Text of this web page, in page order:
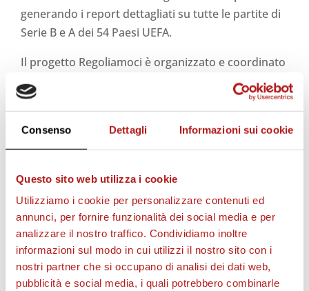
Consenso Dettagli Informazioni sui cookie
Questo sito web utilizza i cookie
Utilizziamo i cookie per personalizzare contenuti ed
annunci, per fornire funzionalità dei social media e per
analizzare il nostro traffico. Condividiamo inoltre
informazioni sul modo in cui utilizzi il nostro sito con i
nostri partner che si occupano di analisi dei dati web,
pubblicità e social media, i quali potrebbero combinarle
generando i report dettagliati su tutte le partite di
Serie B e A dei 54 Paesi UEFA.
Il progetto Regoliamoci è organizzato e coordinato
da
responsabile delle attività di
Integrity e delle iniziative di Responsabilità Sociale
STAGIONE 2026/27